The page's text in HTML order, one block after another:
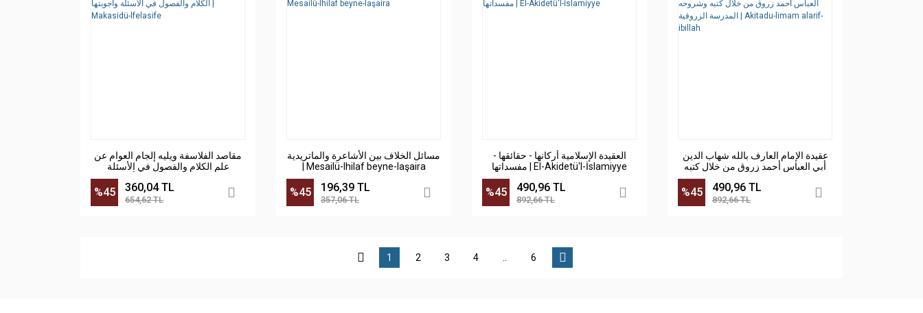
مقاصد الفلاسفة ويليه إلجام العوام عن
علم الكلام والفصول في الأسئلة
%45 360,04 TL
654,62 TL
مسائل الخلاف بين الأشاعرة والماتريدية
| Mesailü-lhilaf beyne-laşaira
%45 196,39 TL
357,06 TL
العقيدة الإسلامية أركانها - حقائقها -
مفسداتها | El-Akidetü'l-İslamiyye
%45 490,96 TL
892,66 TL
عقيدة الإمام العارف بالله شهاب الدين
أبي العباس أحمد زروق من خلال كتبه
وشروحه المدرسة الزروقية | Akitadu-
limam alarif-ibillah
%45 490,96 TL
892,66 TL
1 2 3 4 6